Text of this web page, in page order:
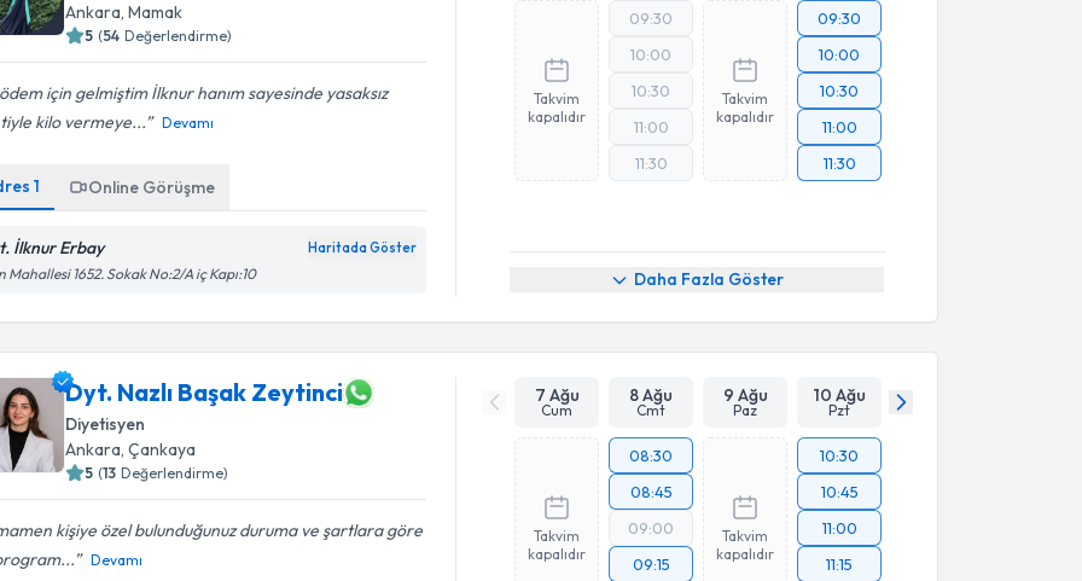
Ankara, Mamak
5 (54 Değerlendirme)
için gelmiştim İlknur hanım sayesinde yasaksız
kilo vermeye...
Devamı
1 Online Görüşme
İlknur Erbay Haritada Göster
Mahallesi 1652. Sokak No:2/A iç Kapı:10
Takvim
kapalıdır
09:30
10:00
10:30
11:00
11:30
Takvim
kapalıdır
09:30
10:00
10:30
11:00
11:30
Daha Fazla Göster
Dyt. Nazlı Başak Zeytinci
Diyetisyen
Ankara , Çankaya
5 (13 Değerlendirme)
kişiye özel bulunduğunuz duruma ve şartlara göre
Devamı
7 Ağu
Cum
8 Ağu
Cmt
9 Ağu
Paz
10 Ağu
Pzt
Takvim
kapalıdır
08:30
08:45
09:00
09:15
Takvim
kapalıdır
10:30
10:45
11:00
11:15